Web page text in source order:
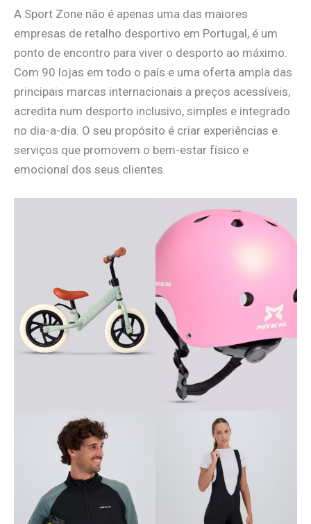
A Sport Zone não é apenas uma das maiores
empresas de retalho desportivo em Portugal, é um
ponto de encontro para viver o desporto ao máximo.
Com 90 lojas em todo o país e uma oferta ampla das
principais marcas internacionais a preços acessíveis,
acredita num desporto inclusivo, simples e integrado
no dia-a-dia. O seu propósito é criar experiências e
serviços que promovem o bem-estar físico e
emocional dos seus clientes.